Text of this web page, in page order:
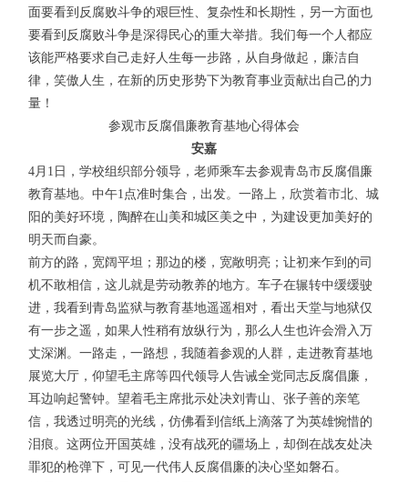
面要看到反腐败斗争的艰巨性、复杂性和长期性，另一方面也
要看到反腐败斗争是深得民心的重大举措。我们每一个人都应
该能严格要求自己走好人生每一步路，从自身做起，廉洁自
律，笑傲人生，在新的历史形势下为教育事业贡献出自己的力
量！
参观市反腐倡廉教育基地心得体会
安嘉
4月1日，学校组织部分领导，老师乘车去参观青岛市反腐倡廉
教育基地。中午1点准时集合，出发。一路上，欣赏着市北、城
阳的美好环境，陶醉在山美和城区美之中，为建设更加美好的
明天而自豪。
前方的路，宽阔平坦；那边的楼，宽敞明亮；让初来乍到的司
机不敢相信，这儿就是劳动教养的地方。车子在辗转中缓缓驶
进，我看到青岛监狱与教育基地遥遥相对，看出天堂与地狱仅
有一步之遥，如果人性稍有放纵行为，那么人生也许会滑入万
丈深渊。一路走，一路想，我随着参观的人群，走进教育基地
展览大厅，仰望毛主席等四代领导人告诫全党同志反腐倡廉，
耳边响起警钟。望着毛主席批示处决刘青山、张子善的亲笔
信，我透过明亮的光线，仿佛看到信纸上滴落了为英雄惋惜的
泪痕。这两位开国英雄，没有战死的疆场上，却倒在战友处决
罪犯的枪弹下，可见一代伟人反腐倡廉的决心坚如磐石。